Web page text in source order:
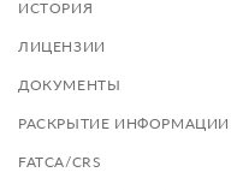
ИСТОРИЯ
ЛИЦЕНЗИИ
ДОКУМЕНТЫ
РАСКРЫТИЕ ИНФОРМАЦИИ
FATCA/CRS